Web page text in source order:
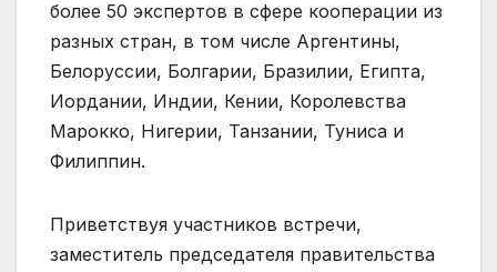
более 50 экспертов в сфере кооперации из
разных стран, в том числе Аргентины,
Белоруссии, Болгарии, Бразилии, Египта,
Иордании, Индии, Кении, Королевства
Марокко, Нигерии, Танзании, Туниса и
Филиппин.
Приветствуя участников встречи,
заместитель председателя правительства